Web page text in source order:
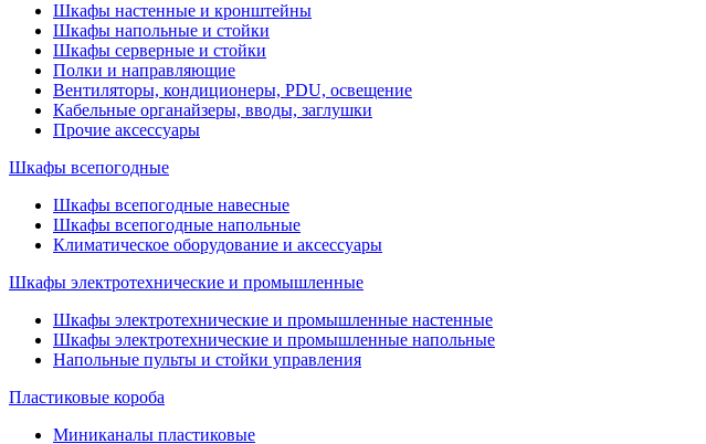
Шкафы настенные и кронштейны
Шкафы напольные и стойки
Шкафы серверные и стойки
Полки и направляющие
Вентиляторы, кондиционеры, PDU, освещение
Кабельные органайзеры, вводы, заглушки
Прочие аксеcсуары
Шкафы всепогодные
Шкафы всепогодные навесные
Шкафы всепогодные напольные
Климатическое оборудование и аксессуары
Шкафы электротехнические и промышленные
Шкафы электротехнические и промышленные настенные
Шкафы электротехнические и промышленные напольные
Напольные пульты и стойки управления
Пластиковые короба
Миниканалы пластиковые